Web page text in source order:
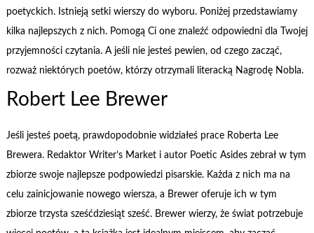
poetyckich. Istnieją setki wierszy do wyboru. Poniżej przedstawiamy
kilka najlepszych z nich. Pomogą Ci one znaleźć odpowiedni dla Twojej
przyjemności czytania. A jeśli nie jesteś pewien, od czego zacząć,
rozważ niektórych poetów, którzy otrzymali literacką Nagrodę Nobla.
Robert Lee Brewer
Jeśli jesteś poetą, prawdopodobnie widziałeś prace Roberta Lee
Brewera. Redaktor Writer’s Market i autor Poetic Asides zebrał w tym
zbiorze swoje najlepsze podpowiedzi pisarskie. Każda z nich ma na
celu zainicjowanie nowego wiersza, a Brewer oferuje ich w tym
zbiorze trzysta sześćdziesiąt sześć. Brewer wierzy, że świat potrzebuje